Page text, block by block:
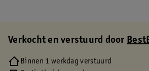
Verkocht en verstuurd door
Binnen 1 werkdag verstuurd